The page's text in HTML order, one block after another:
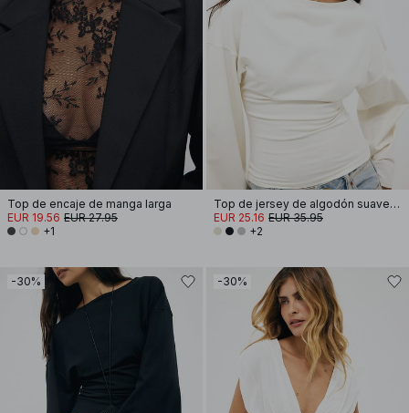
Top de encaje de manga larga
EUR 19.56 EUR 27.95
+1
Top de jersey de algodón suave con mangas anchas
EUR 25.16 EUR 35.95
+2
-30% -30%